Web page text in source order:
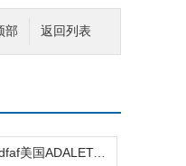
返回列表
部
BPMG 415dfaf美国ADALET-PLM控制器 熹光发布